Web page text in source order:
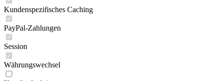
Kundenspezifisches Caching
PayPal-Zahlungen
Session
Währungswechsel